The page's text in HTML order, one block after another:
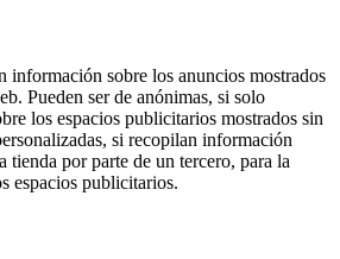
información sobre los anuncios mostrados
Pueden ser de anónimas, si solo
los espacios publicitarios mostrados sin
si recopilan información
tienda por parte de un tercero, para la
espacios publicitarios.